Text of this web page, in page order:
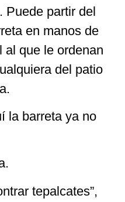
Puede partir del
en manos de
al que le ordenan
del patio
la barreta ya no
tepalcates”,